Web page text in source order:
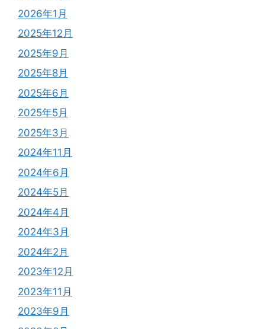
2026年1月
2025年12月
2025年9月
2025年8月
2025年6月
2025年5月
2025年3月
2024年11月
2024年6月
2024年5月
2024年4月
2024年3月
2024年2月
2023年12月
2023年11月
2023年9月